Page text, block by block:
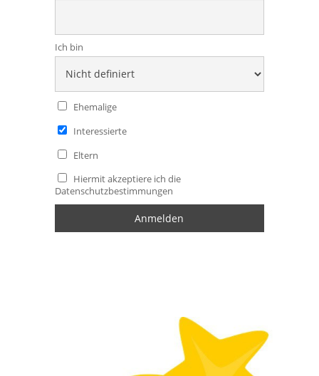
Ich bin
Ehemalige
Interessierte
Eltern
Hiermit akzeptiere ich die
Datenschutzbestimmungen